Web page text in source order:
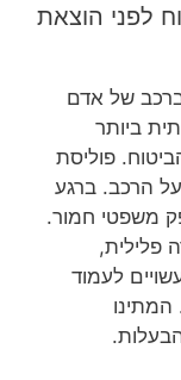
לפני הוצאת
של אדם
ביותר
פוליסת
הרכב. ברגע
משפטי חמור.
פלילית,
לעמוד
המתינו